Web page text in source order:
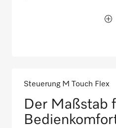
Steuerung M Touch Flex
Der Maßstab